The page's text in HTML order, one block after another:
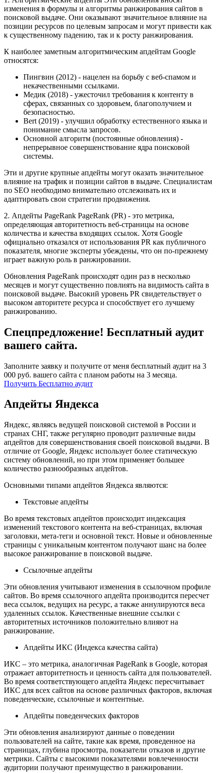
изменения в формулы и алгоритмы ранжирования сайтов в
поисковой выдаче. Они оказывают значительное влияние на
позиции ресурсов по целевым запросам и могут привести как
к существенному падению, так и к росту ранжирования.
К наиболее заметным алгоритмическим апдейтам Google
относятся:
Пингвин (2012) - нацелен на борьбу с веб-спамом и
некачественными ссылками.
Медик (2018) - ужесточил требования к контенту в
сферах, связанных со здоровьем, благополучием и
безопасностью.
Bert (2019) - улучшил обработку естественного языка и
понимание смысла запросов.
Основной алгоритм (постоянные обновления) -
непрерывное совершенствование ядра поисковой
системы.
Эти и другие крупные апдейты могут оказать значительное
влияние на трафик и позиции сайтов в выдаче. Специалистам
по SEO необходимо внимательно отслеживать их и
адаптировать свои стратегии продвижения.
2. Апдейты PageRank PageRank (PR) - это метрика,
определяющая авторитетность веб-страницы на основе
количества и качества входящих ссылок. Хотя Google
официально отказался от использования PR как публичного
показателя, многие эксперты убеждены, что он по-прежнему
играет важную роль в ранжировании.
Обновления PageRank происходят один раз в несколько
месяцев и могут существенно повлиять на видимость сайта в
поисковой выдаче. Высокий уровень PR свидетельствует о
высоком авторитете ресурса и способствует его лучшему
ранжированию.
Спецпредложение! Бесплатный аудит
вашего сайта.
Заполните заявку и получите от меня бесплатный аудит на 3
000 руб. вашего сайта с планом работы на 3 месяца.
Получить Бесплатно аудит
Апдейты Яндекса
Яндекс, являясь ведущей поисковой системой в России и
странах СНГ, также регулярно проводит различные виды
апдейтов для совершенствования своей поисковой выдачи. В
отличие от Google, Яндекс использует более статическую
систему обновлений, но при этом применяет большее
количество разнообразных апдейтов.
Основными типами апдейтов Яндекса являются:
Текстовые апдейты
Во время текстовых апдейтов происходит индексация
изменений текстового контента на веб-страницах, включая
заголовки, мета-теги и основной текст. Новые и обновленные
страницы с уникальным контентом получают шанс на более
высокое ранжирование в поисковой выдаче.
Ссылочные апдейты
Эти обновления учитывают изменения в ссылочном профиле
сайтов. Во время ссылочного апдейта производится пересчет
веса ссылок, ведущих на ресурс, а также аннулируются веса
удаленных ссылок. Качественные внешние ссылки с
авторитетных источников положительно влияют на
ранжирование.
Апдейты ИКС (Индекса качества сайта)
ИКС – это метрика, аналогичная PageRank в Google, которая
отражает авторитетность и ценность сайта для пользователей.
Во время соответствующего апдейта Яндекс пересчитывает
ИКС для всех сайтов на основе различных факторов, включая
поведенческие, ссылочные и контентные.
Апдейты поведенческих факторов
Эти обновления анализируют данные о поведении
пользователей на сайте, такие как время, проведенное на
страницах, глубина просмотра, показатели отказов и другие
метрики. Сайты с высокими показателями вовлеченности
аудитории получают преимущество в ранжировании.